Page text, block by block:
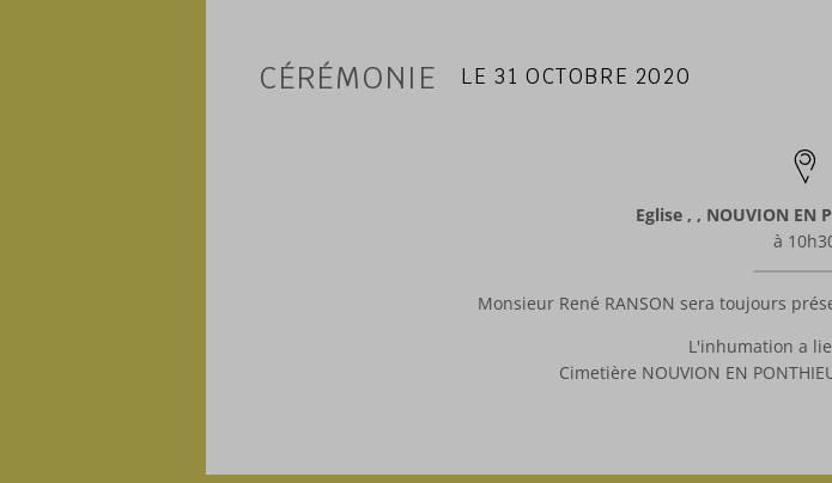
CÉRÉMONIE LE 31 OCTOBRE 2020
Eglise , , NOUVION EN
à
Monsieur René RANSON sera toujours
L'inhumation a
Cimetière NOUVION EN